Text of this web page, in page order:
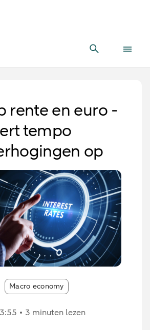
rente en euro -
tempo
op
Macro economy
3 minuten lezen